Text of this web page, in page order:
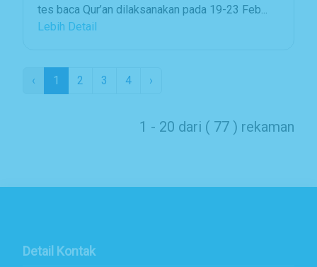
tes baca Qur’an dilaksanakan pada 19-23 Feb...
Lebih Detail
‹ 1 2 3 4 ›
1 - 20 dari ( 77 ) rekaman
Detail Kontak